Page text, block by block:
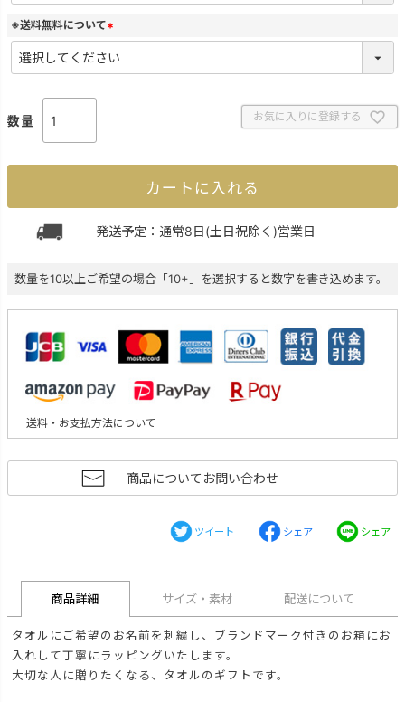
須
※送料無料について
(
必
須
お気に入りに登録する
カートに入れる
発送予定：通常8日(土日祝除く)営業日
数量を10以上ご希望の場合「10+」を選択すると数字を書き込めます。
送料・お支払方法について
商品についてお問い合わせ
ツイート シェア シェア
商品詳細 サイズ・素材 配送について
タオルにご希望のお名前を刺繍し、ブランドマーク付きのお箱にお
入れして丁寧にラッピングいたします。
大切な人に贈りたくなる、タオルのギフトです。